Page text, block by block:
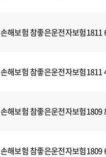
해보험 참좋은운전자보험1811
해보험 참좋은운전자보험1811
해보험 참좋은운전자보험1809
해보험 참좋은운전자보험1809